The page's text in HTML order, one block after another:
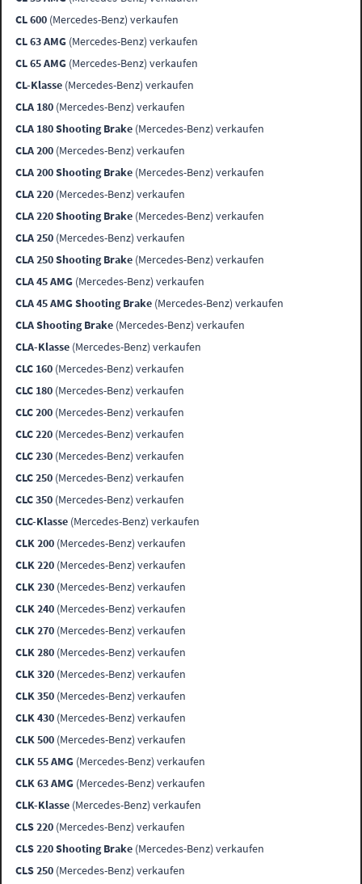
CL 600 (Mercedes-Benz) verkaufen
CL 63 AMG (Mercedes-Benz) verkaufen
CL 65 AMG (Mercedes-Benz) verkaufen
CL-Klasse (Mercedes-Benz) verkaufen
CLA 180 (Mercedes-Benz) verkaufen
CLA 180 Shooting Brake (Mercedes-Benz) verkaufen
CLA 200 (Mercedes-Benz) verkaufen
CLA 200 Shooting Brake (Mercedes-Benz) verkaufen
CLA 220 (Mercedes-Benz) verkaufen
CLA 220 Shooting Brake (Mercedes-Benz) verkaufen
CLA 250 (Mercedes-Benz) verkaufen
CLA 250 Shooting Brake (Mercedes-Benz) verkaufen
CLA 45 AMG (Mercedes-Benz) verkaufen
CLA 45 AMG Shooting Brake (Mercedes-Benz) verkaufen
CLA Shooting Brake (Mercedes-Benz) verkaufen
CLA-Klasse (Mercedes-Benz) verkaufen
CLC 160 (Mercedes-Benz) verkaufen
CLC 180 (Mercedes-Benz) verkaufen
CLC 200 (Mercedes-Benz) verkaufen
CLC 220 (Mercedes-Benz) verkaufen
CLC 230 (Mercedes-Benz) verkaufen
CLC 250 (Mercedes-Benz) verkaufen
CLC 350 (Mercedes-Benz) verkaufen
CLC-Klasse (Mercedes-Benz) verkaufen
CLK 200 (Mercedes-Benz) verkaufen
CLK 220 (Mercedes-Benz) verkaufen
CLK 230 (Mercedes-Benz) verkaufen
CLK 240 (Mercedes-Benz) verkaufen
CLK 270 (Mercedes-Benz) verkaufen
CLK 280 (Mercedes-Benz) verkaufen
CLK 320 (Mercedes-Benz) verkaufen
CLK 350 (Mercedes-Benz) verkaufen
CLK 430 (Mercedes-Benz) verkaufen
CLK 500 (Mercedes-Benz) verkaufen
CLK 55 AMG (Mercedes-Benz) verkaufen
CLK 63 AMG (Mercedes-Benz) verkaufen
CLK-Klasse (Mercedes-Benz) verkaufen
CLS 220 (Mercedes-Benz) verkaufen
CLS 220 Shooting Brake (Mercedes-Benz) verkaufen
CLS 250 (Mercedes-Benz) verkaufen